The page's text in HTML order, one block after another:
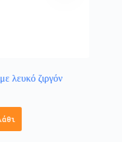
λευκό ζιργόν